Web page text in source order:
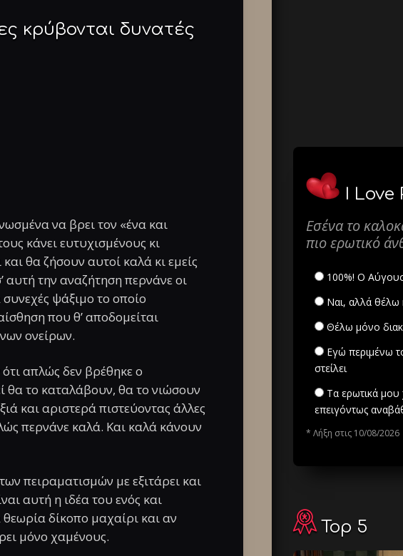
κρύβονται δυνατές
να βρει τον «ένα και
κάνει ευτυχισμένους κι
θα ζήσουν αυτοί καλά κι εμείς
την αναζήτηση περνάνε οι
συνεχές ψάξιμο το οποίο
που θ’ αποδομείται
ονείρων.
απλώς δεν βρέθηκε ο
θα το καταλάβουν, θα το νιώσουν
και αριστερά πιστεύοντας άλλες
περνάνε καλά. Και καλά κάνουν
πειραματισμών με εξιτάρει και
αυτή η ιδέα του ενός και
δίκοπο μαχαίρι και αν
μόνο χαμένους.
I Love
Εσένα το
πιο ερωτικό
100%! Ο
Ναι, αλλά θέλω
Θέλω μόνο
Εγώ περιμένω
στείλει
Τα ερωτικά μου
επειγόντως
* Λήξη στις 10/08/2026
Top 5